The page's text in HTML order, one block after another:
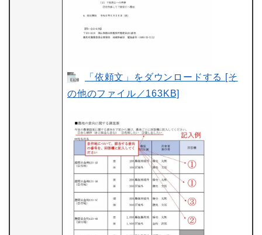
「依頼文」をダウンロードする [そ
の他のファイル／163KB]